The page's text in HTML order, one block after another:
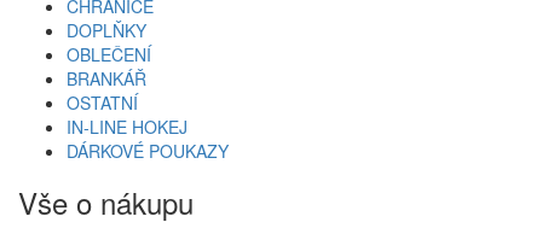
CHRÁNIČE
DOPLŇKY
OBLEČENÍ
BRANKÁŘ
OSTATNÍ
IN-LINE HOKEJ
DÁRKOVÉ POUKAZY
Vše o nákupu